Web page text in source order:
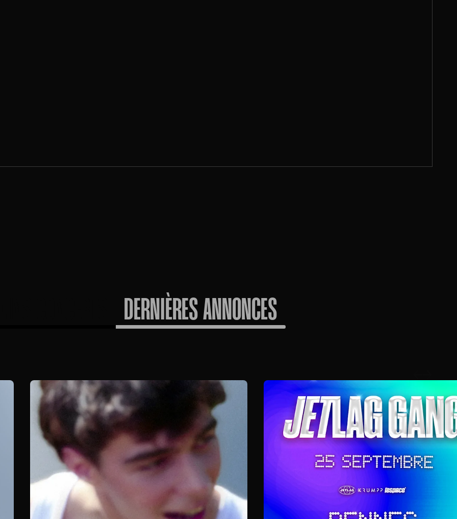
DERNIÈRES ANNONCES